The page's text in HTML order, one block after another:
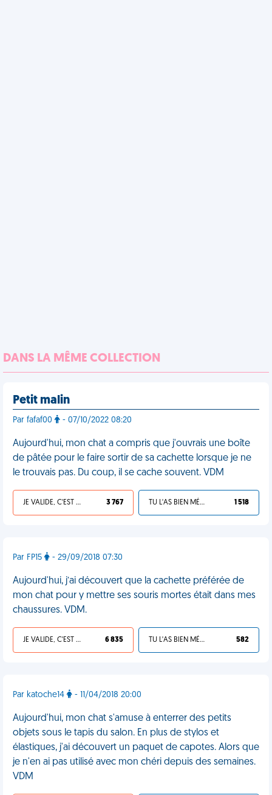
DANS LA MÊME COLLECTION
Petit malin
Par fafaf00 - 07/10/2022 08:20
Aujourd'hui, mon chat a compris que j'ouvrais une boîte
de pâtée pour le faire sortir de sa cachette lorsque je ne
le trouvais pas. Du coup, il se cache souvent. VDM
JE VALIDE, C'EST UNE VDM 3 767 TU L'AS BIEN MÉRITÉ 1 518
Par FP15 - 29/09/2018 07:30
Aujourd'hui, j’ai découvert que la cachette préférée de
mon chat pour y mettre ses souris mortes était dans mes
chaussures. VDM.
JE VALIDE, C'EST UNE VDM 6 835 TU L'AS BIEN MÉRITÉ 582
Par katoche14 - 11/04/2018 20:00
Aujourd'hui, mon chat s'amuse à enterrer des petits
objets sous le tapis du salon. En plus de stylos et
élastiques, j'ai découvert un paquet de capotes. Alors que
je n'en ai pas utilisé avec mon chéri depuis des semaines.
VDM